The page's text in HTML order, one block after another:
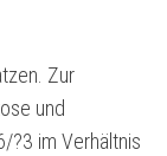
Zur
und
?3 im Verhältnis